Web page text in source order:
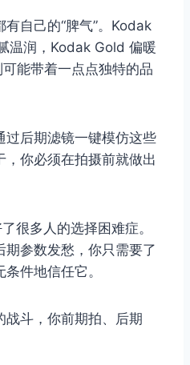
自己的“脾气”。Kodak
温润，Kodak Gold 偏暖
能带着一点点独特的品
过后期滤镜一键模仿这些
，你必须在拍摄前就做出
很多人的选择困难症。
参数发愁，你只需要了
件地信任它。
战斗，你前期拍、后期